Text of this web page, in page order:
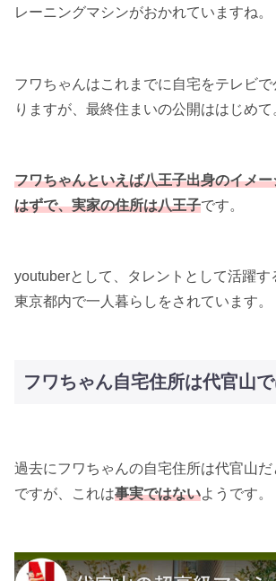
レーニングマシンがおかれていますね。
フワちゃんはこれまでに自宅をテレビ
りますが、最終住まいの公開ははじめて
フワちゃんといえば八王子出身のイメ
はずで、実家の住所は八王子です。
youtuberとして、タレントとして活躍す
東京都内で一人暮らしをされています。
フワちゃん自宅住所は代官山
過去にフワちゃんの自宅住所は代官山だ
ですが、これは事実ではないようです。